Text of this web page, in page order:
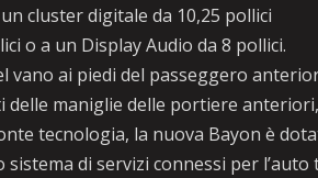
cluster digitale da 10,25 pollici
o a un Display Audio da 8 pollici.
vano ai piedi del passeggero
maniglie delle portiere
tecnologia, la nuova Bayon è
di servizi connessi per l’auto